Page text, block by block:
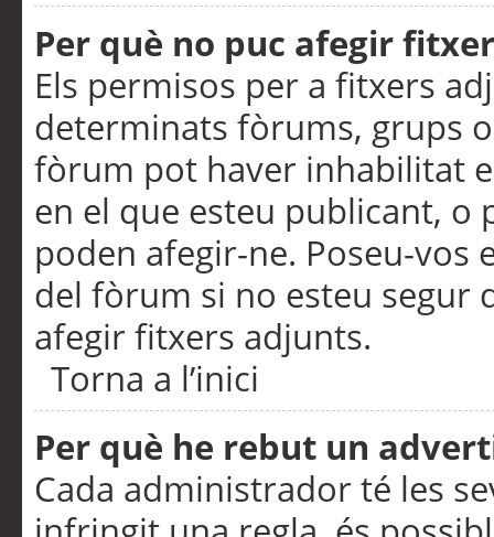
Per què no puc afegir
Els permisos per a fitxers
determinats fòrums, grups
fòrum pot haver inhabilitat
en el que esteu publicant,
poden afegir-ne. Poseu-vos
del fòrum si no esteu segur
afegir fitxers adjunts.
Torna a l’inici
Per què he rebut un
Cada administrador té les